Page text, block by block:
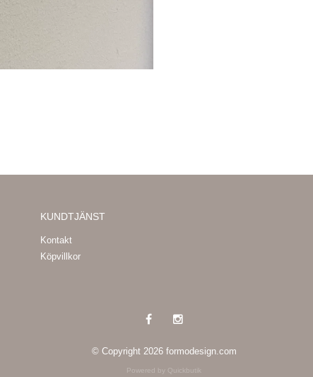
KUNDTJÄNST
Kontakt
Köpvillkor
© Copyright 2026 formodesign.com
Powered by Quickbutik